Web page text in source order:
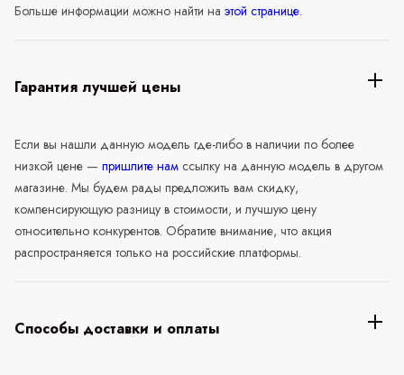
Больше информации можно найти на этой странице.
Гарантия лучшей цены
Если вы нашли данную модель где-либо в наличии по более
низкой цене — пришлите нам ссылку на данную модель в другом
магазине. Мы будем рады предложить вам скидку,
компенсирующую разницу в стоимости, и лучшую цену
относительно конкурентов. Обратите внимание, что акция
распространяется только на российские платформы.
Способы доставки и оплаты